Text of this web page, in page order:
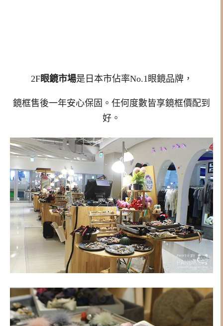
2F眼鏡市場是日本市佔率No.1眼鏡品牌，
鏡框售後一年安心保固。任何度數皆享鏡框價配到
好。